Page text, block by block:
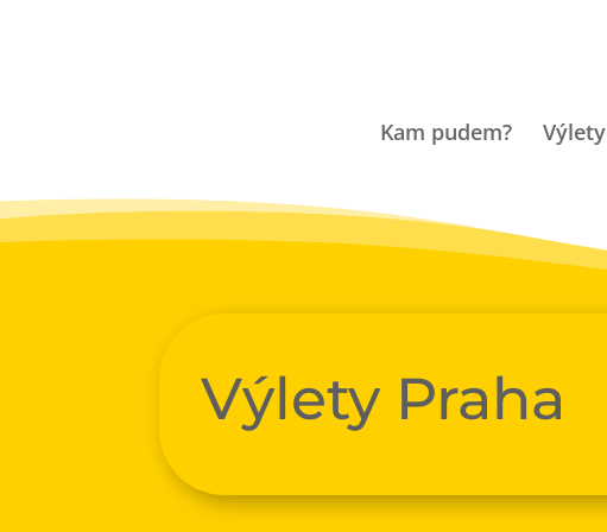
Kam pudem? Výlety
Výlety Praha